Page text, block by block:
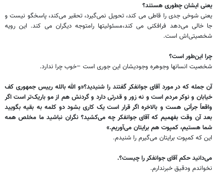
یعنی ایشان چطوری هستند؟
یعنی شوخی جدی را قاطی می کند، تحویل نمی‌گیرد، تحقیر می‌کند، پاسخگو نیست و
جا خالی می‌دهد فرافکنی می کند،مسئولیتها رامتوجه دیگران می کند. این رویه
شخصیتی‌اش است.
چرا این‌طور است؟
شخصیت انسانها وجوهره وجودیشان این جوری است –خوب چرا ندارد.
آن جمله که در مورد آقای جوانفکر گفتند را شنیدید؟«و الله بالله رییس جمهوری کف
خیابان و نوکر مردم است و نه زور و قدرتی دارد و گردنش هم از مو باریک‌تر است اگر
واقعاً جرأتی هست و بالاخره اگر قرار است یک کاری بشود دو کلمه به بقیه بگویید
بعد آن وقت بفهمیم که آقای جوانفکر چه می‌کشید؟ نگران نباشید ما مخلص همه
شما هستیم، کمپوت هم برایتان می‌آوریم.»
این که کمپوت برایتان می‌گیرم را شنیدم.
می‌دانید حکم آقای جوانفکر را چیست؟.
نخواندم ودقیق خبرندارم.